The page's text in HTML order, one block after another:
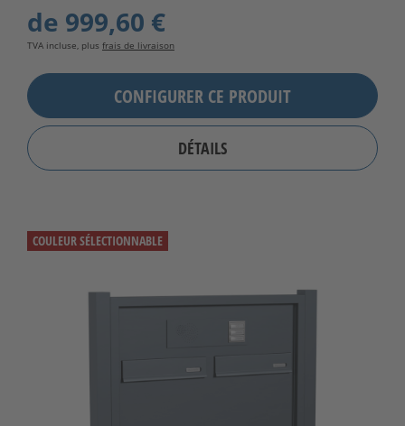
de 999,60 €
TVA incluse, plus frais de livraison
CONFIGURER CE PRODUIT
DÉTAILS
COULEUR SÉLECTIONNABLE